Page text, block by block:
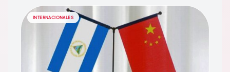
INTERNACIONALES